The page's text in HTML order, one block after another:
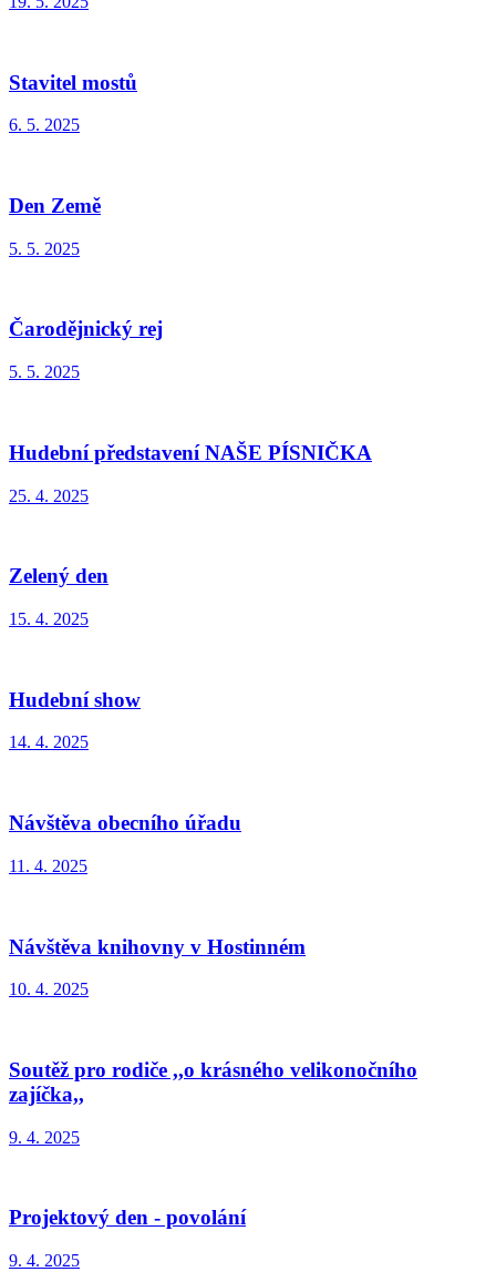
Stavitel mostů
6. 5. 2025
Den Země
5. 5. 2025
Čarodějnický rej
5. 5. 2025
Hudební představení NAŠE PÍSNIČKA
25. 4. 2025
Zelený den
15. 4. 2025
Hudební show
14. 4. 2025
Návštěva obecního úřadu
11. 4. 2025
Návštěva knihovny v Hostinném
10. 4. 2025
Soutěž pro rodiče ,,o krásného velikonočního
zajíčka,,
9. 4. 2025
Projektový den - povolání
9. 4. 2025